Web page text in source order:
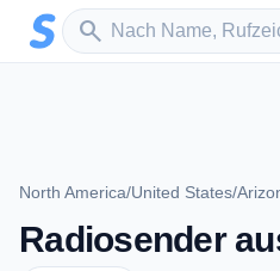
Zum Hauptinhalt springen
search
Sender suchen
North America/United States/
Radiosender